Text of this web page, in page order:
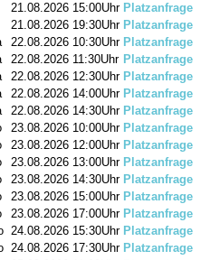
21.08.2026 15:00Uhr Platzanfrage
21.08.2026 19:30Uhr Platzanfrage
22.08.2026 10:30Uhr Platzanfrage
22.08.2026 11:30Uhr Platzanfrage
22.08.2026 12:30Uhr Platzanfrage
22.08.2026 14:00Uhr Platzanfrage
22.08.2026 14:30Uhr Platzanfrage
23.08.2026 10:00Uhr Platzanfrage
23.08.2026 12:00Uhr Platzanfrage
23.08.2026 13:00Uhr Platzanfrage
23.08.2026 14:30Uhr Platzanfrage
23.08.2026 15:00Uhr Platzanfrage
23.08.2026 17:00Uhr Platzanfrage
24.08.2026 15:30Uhr Platzanfrage
24.08.2026 17:30Uhr Platzanfrage